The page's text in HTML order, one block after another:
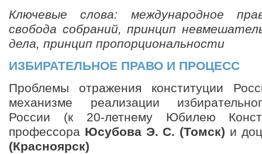
Ключевые слова: международное
свобода собраний, принцип
дела, принцип пропорциональности
ИЗБИРАТЕЛЬНОЕ ПРАВО И ПРОЦЕСС
Проблемы отражения конституции
механизме реализации
России (к 20-летнему Юбилею
профессора Юсубова Э. С. (Томск) и
(Красноярск)